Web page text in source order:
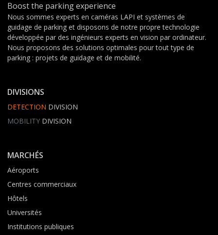
Boost the parking experience
Nous sommes experts en caméras LAPI et systèmes de
guidage de parking et disposons de notre propre technologie
développée par des ingénieurs experts en vision par ordinateur.
Nous proposons des solutions optimales pour tout type de
parking : projets de guidage et de mobilité.
DIVISIONS
DETECTION DIVISION
MOBILITY DIVISION
MARCHÉS
Aéroports
Centres commerciaux
Hôtels
Universités
Institutions publiques